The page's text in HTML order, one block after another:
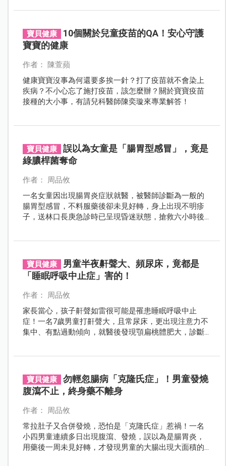
寶貝健康
10個關於兒童疫苗的QA！安心守護
寶寶的健康
作者： 陳萱蘋
健康寶寶沒事為何還要多挨一針？打了疫苗就不會染上
疾病？不小心忘了施打疫苗，該怎麼辦？關於寶寶疫苗
接種的大小事，有請兒科醫師陳奕璇來專業解答！
寶貝健康
誤以為女童是「腸胃型感冒」，竟是
綠膿桿菌奪命
作者： 周品攸
一名女童因出現腸胃炎症狀就醫，被醫師診斷為一般的
腸胃型感冒，不料服藥後卻未見好轉，身上出現不明疹
子，送林口長庚急診時已呈現昏迷狀態，搶救六小時後
寶貝健康
男童半夜鼾聲大、頻尿床，竟都是
「睡眠呼吸中止症」害的！
作者： 周品攸
家長當心，孩子鼾聲如雷很可能是罹患睡眠呼吸中止
症！一名7歲男童打鼾聲大，且常尿床，更出現注意力不
集中、有點過動傾向，就醫後發現顎扁桃體肥大，診斷
寶貝健康
勿輕忽腸病「克隆氏症」！男童發燒
腹瀉不止，終身藥不離身
作者： 周品攸
常拉肚子又合併發燒，恐怕是「克隆氏症」惹禍！一名
小四男童連續多日出現腹瀉、發燒，誤以為是腸胃炎，
用藥後一周未見好轉，才發現男童的大腸出現大面積的